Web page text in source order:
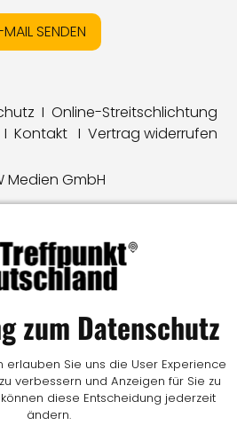
SENDEN
I Online-Streitschlichtung
I Kontakt I Vertrag widerrufen
Medien GmbH
zum Datenschutz
erlauben Sie uns die User Experience
verbessern und Anzeigen für Sie zu
diese Entscheidung jederzeit
ändern.